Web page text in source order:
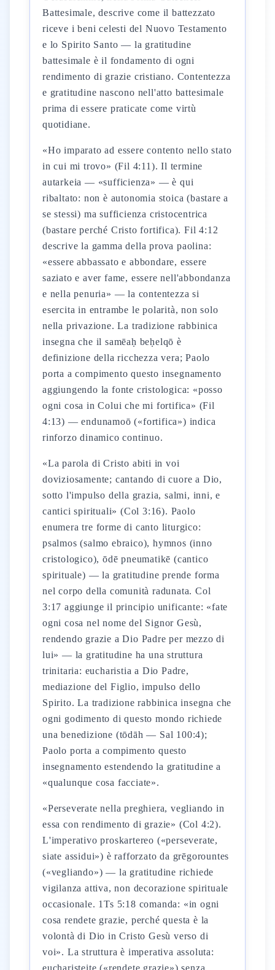
Battesimale, descrive come il battezzato
riceve i beni celesti del Nuovo Testamento
e lo Spirito Santo — la gratitudine
battesimale è il fondamento di ogni
rendimento di grazie cristiano. Contentezza
e gratitudine nascono nell'atto battesimale
prima di essere praticate come virtù
quotidiane.
«Ho imparato ad essere contento nello stato
in cui mi trovo» (Fil 4:11). Il termine
autarkeia — «sufficienza» — è qui
ribaltato: non è autonomia stoica (bastare a
se stessi) ma sufficienza cristocentrica
(bastare perché Cristo fortifica). Fil 4:12
descrive la gamma della prova paolina:
«essere abbassato e abbondare, essere
saziato e aver fame, essere nell'abbondanza
e nella penuria» — la contentezza si
esercita in entrambe le polarità, non solo
nella privazione. La tradizione rabbinica
insegna che il samēaḥ beḥelqō è
definizione della ricchezza vera; Paolo
porta a compimento questo insegnamento
aggiungendo la fonte cristologica: «posso
ogni cosa in Colui che mi fortifica» (Fil
4:13) — endunamoō («fortifica») indica
rinforzo dinamico continuo.
«La parola di Cristo abiti in voi
doviziosamente; cantando di cuore a Dio,
sotto l'impulso della grazia, salmi, inni, e
cantici spirituali» (Col 3:16). Paolo
enumera tre forme di canto liturgico:
psalmos (salmo ebraico), hymnos (inno
cristologico), ōdē pneumatikē (cantico
spirituale) — la gratitudine prende forma
nel corpo della comunità radunata. Col
3:17 aggiunge il principio unificante: «fate
ogni cosa nel nome del Signor Gesù,
rendendo grazie a Dio Padre per mezzo di
lui» — la gratitudine ha una struttura
trinitaria: eucharistia a Dio Padre,
mediazione del Figlio, impulso dello
Spirito. La tradizione rabbinica insegna che
ogni godimento di questo mondo richiede
una benedizione (tōdāh — Sal 100:4);
Paolo porta a compimento questo
insegnamento estendendo la gratitudine a
«qualunque cosa facciate».
«Perseverate nella preghiera, vegliando in
essa con rendimento di grazie» (Col 4:2).
L'imperativo proskartereo («perseverate,
siate assidui») è rafforzato da grēgorountes
(«vegliando») — la gratitudine richiede
vigilanza attiva, non decorazione spirituale
occasionale. 1Ts 5:18 comanda: «in ogni
cosa rendete grazie, perché questa è la
volontà di Dio in Cristo Gesù verso di
voi». La struttura è imperativa assoluta:
eucharisteite («rendete grazie») senza